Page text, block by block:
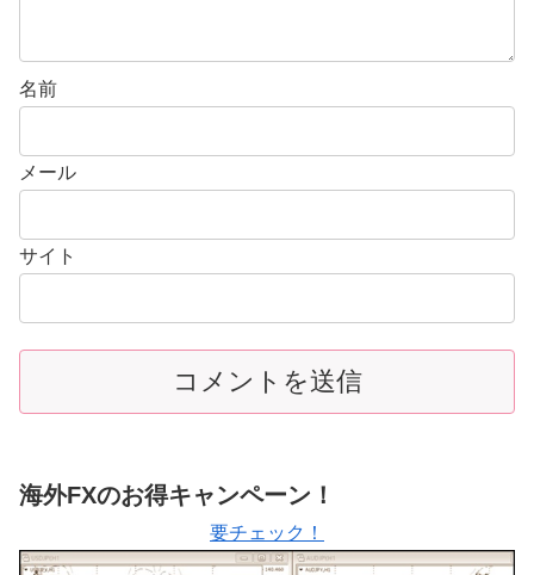
名前
メール
サイト
海外FXのお得キャンペーン！
要チェック！